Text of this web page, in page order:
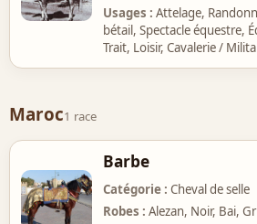
Usages
Attelage,
bétail, Spectacle équestre,
Trait, Loisir, Cavalerie /
Maroc1 race
Barbe
Catégorie Cheval de selle
Robes
Alezan, Noir, Bai,